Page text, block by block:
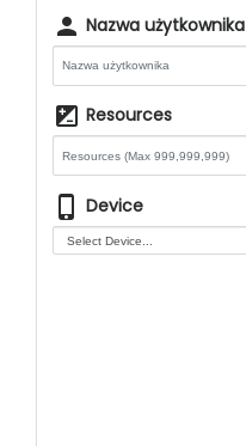
person Nazwa użytkownika
iso Resources
phone_iphone Device